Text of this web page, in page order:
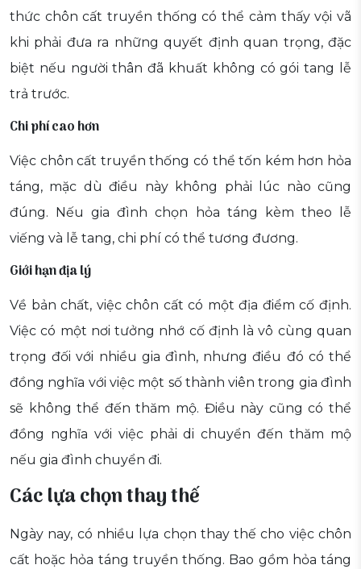
thức chôn cất truyền thống có thể cảm thấy vội vã
khi phải đưa ra những quyết định quan trọng, đặc
biệt nếu người thân đã khuất không có gói tang lễ
trả trước.
Chi phí cao hơn
Việc chôn cất truyền thống có thể tốn kém hơn hỏa
táng, mặc dù điều này không phải lúc nào cũng
đúng. Nếu gia đình chọn hỏa táng kèm theo lễ
viếng và lễ tang, chi phí có thể tương đương.
Giới hạn địa lý
Về bản chất, việc chôn cất có một địa điểm cố định.
Việc có một nơi tưởng nhớ cố định là vô cùng quan
trọng đối với nhiều gia đình, nhưng điều đó có thể
đồng nghĩa với việc một số thành viên trong gia đình
sẽ không thể đến thăm mộ. Điều này cũng có thể
đồng nghĩa với việc phải di chuyển đến thăm mộ
nếu gia đình chuyển đi.
Các lựa chọn thay thế
Ngày nay, có nhiều lựa chọn thay thế cho việc chôn
cất hoặc hỏa táng truyền thống. Bao gồm hỏa táng